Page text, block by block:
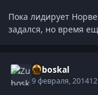
Пока лидирует
задался, но время
Zuboskal
9 февраля, 2014